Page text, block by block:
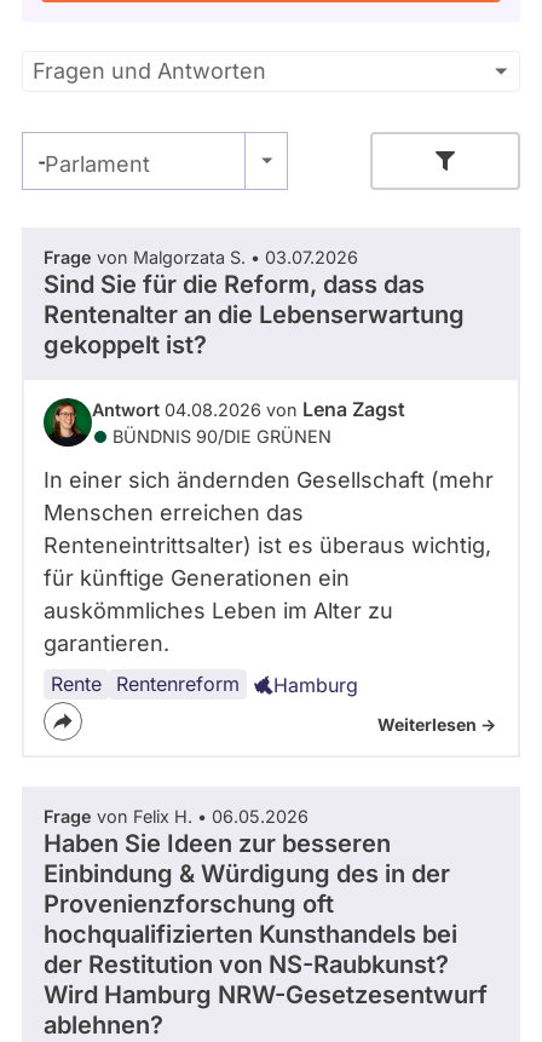
Mandaten
werden
Primäre
Fragen und Antworten
Parlament
- Alle -
Thema
- Alle -
Antwort Status
- Alle -
Frage von Malgorzata S. • 03.07.2026
Sind Sie für die Reform, dass das
Rentenalter an die Lebenserwartung
gekoppelt ist?
Antwort 04.08.2026 von Lena Zagst
BÜNDNIS 90/­DIE GRÜNEN
In einer sich ändernden Gesellschaft (mehr
Menschen erreichen das
Renteneintrittsalter) ist es überaus wichtig,
für künftige Generationen ein
auskömmliches Leben im Alter zu
garantieren.
Rente Rentenreform
Renteneintrittsalter Hamburg
Weiterlesen ->
Frage von Felix H. • 06.05.2026
Haben Sie Ideen zur besseren
Einbindung & Würdigung des in der
Provenienzforschung oft
hochqualifizierten Kunsthandels bei
der Restitution von NS-Raubkunst?
Wird Hamburg NRW-Gesetzesentwurf
ablehnen?